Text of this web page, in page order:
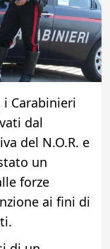
Carabinieri
dal
del N.O.R. e
un
forze
ai fini di